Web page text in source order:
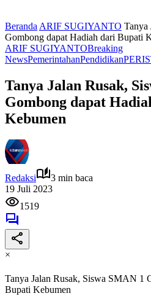
Beranda ARIF SUGIYANTO Tanya
Gombong dapat Hadiah dari Bupati
ARIF SUGIYANTOBreaking
NewsPemerintahanPendidikan
Tanya Jalan Rusak,
Gombong dapat
Kebumen
Redaksi
3 min baca
19 Juli 2023
1519
×
Tanya Jalan Rusak, Siswa SMAN 1
Bupati Kebumen